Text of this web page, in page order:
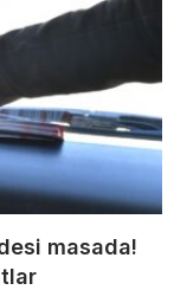
masada!